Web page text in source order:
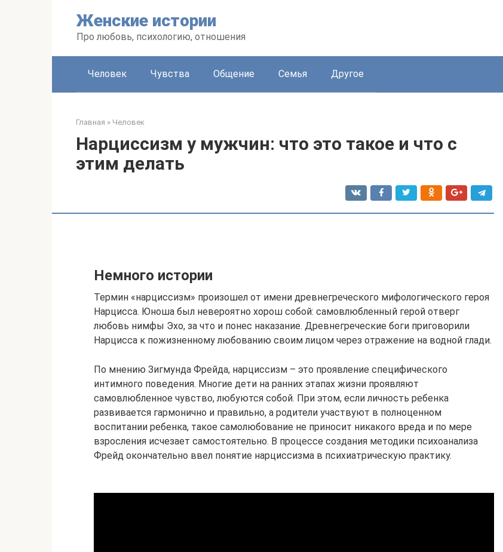
Женские истории
Про любовь, психологию, отношения
Человек Чувства Общение Семья Другое
Главная » Человек
Нарциссизм у мужчин: что это такое и что с
этим делать
Немного истории
Термин «нарциссизм» произошел от имени древнегреческого мифологического героя
Нарцисса. Юноша был невероятно хорош собой: самовлюбленный герой отверг
любовь нимфы Эхо, за что и понес наказание. Древнегреческие боги приговорили
Нарцисса к пожизненному любованию своим лицом через отражение на водной глади.
По мнению Зигмунда Фрейда, нарциссизм – это проявление специфического
интимного поведения. Многие дети на ранних этапах жизни проявляют
самовлюбленное чувство, любуются собой. При этом, если личность ребенка
развивается гармонично и правильно, а родители участвуют в полноценном
воспитании ребенка, такое самолюбование не приносит никакого вреда и по мере
взросления исчезает самостоятельно. В процессе создания методики психоанализа
Фрейд окончательно ввел понятие нарциссизма в психиатрическую практику.